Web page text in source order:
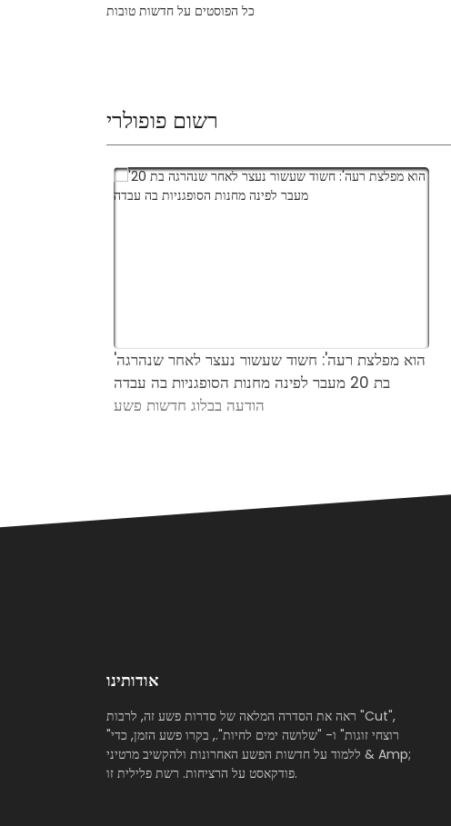
כל הפוסטים על חדשות טובות
רשום פופולרי
'הוא מפלצת רעה': חשוד שעשור נעצר לאחר שנהרגה
בת 20 מעבר לפינה מחנות הסופגניות בה עבדה
הודעה בבלוג חדשות פשע
אודותינו
ראה את הסדרה המלאה של סדרות פשע זה, לרבות "Cut",
"רוצחי זוגות" ו- "שלושה ימים לחיות"., בקרו פשע הזמן, כדי
ללמוד על חדשות הפשע האחרונות ולהקשיב מרטיני & Amp;
פודקאסט על הרציחות. רשת פלילית זו.